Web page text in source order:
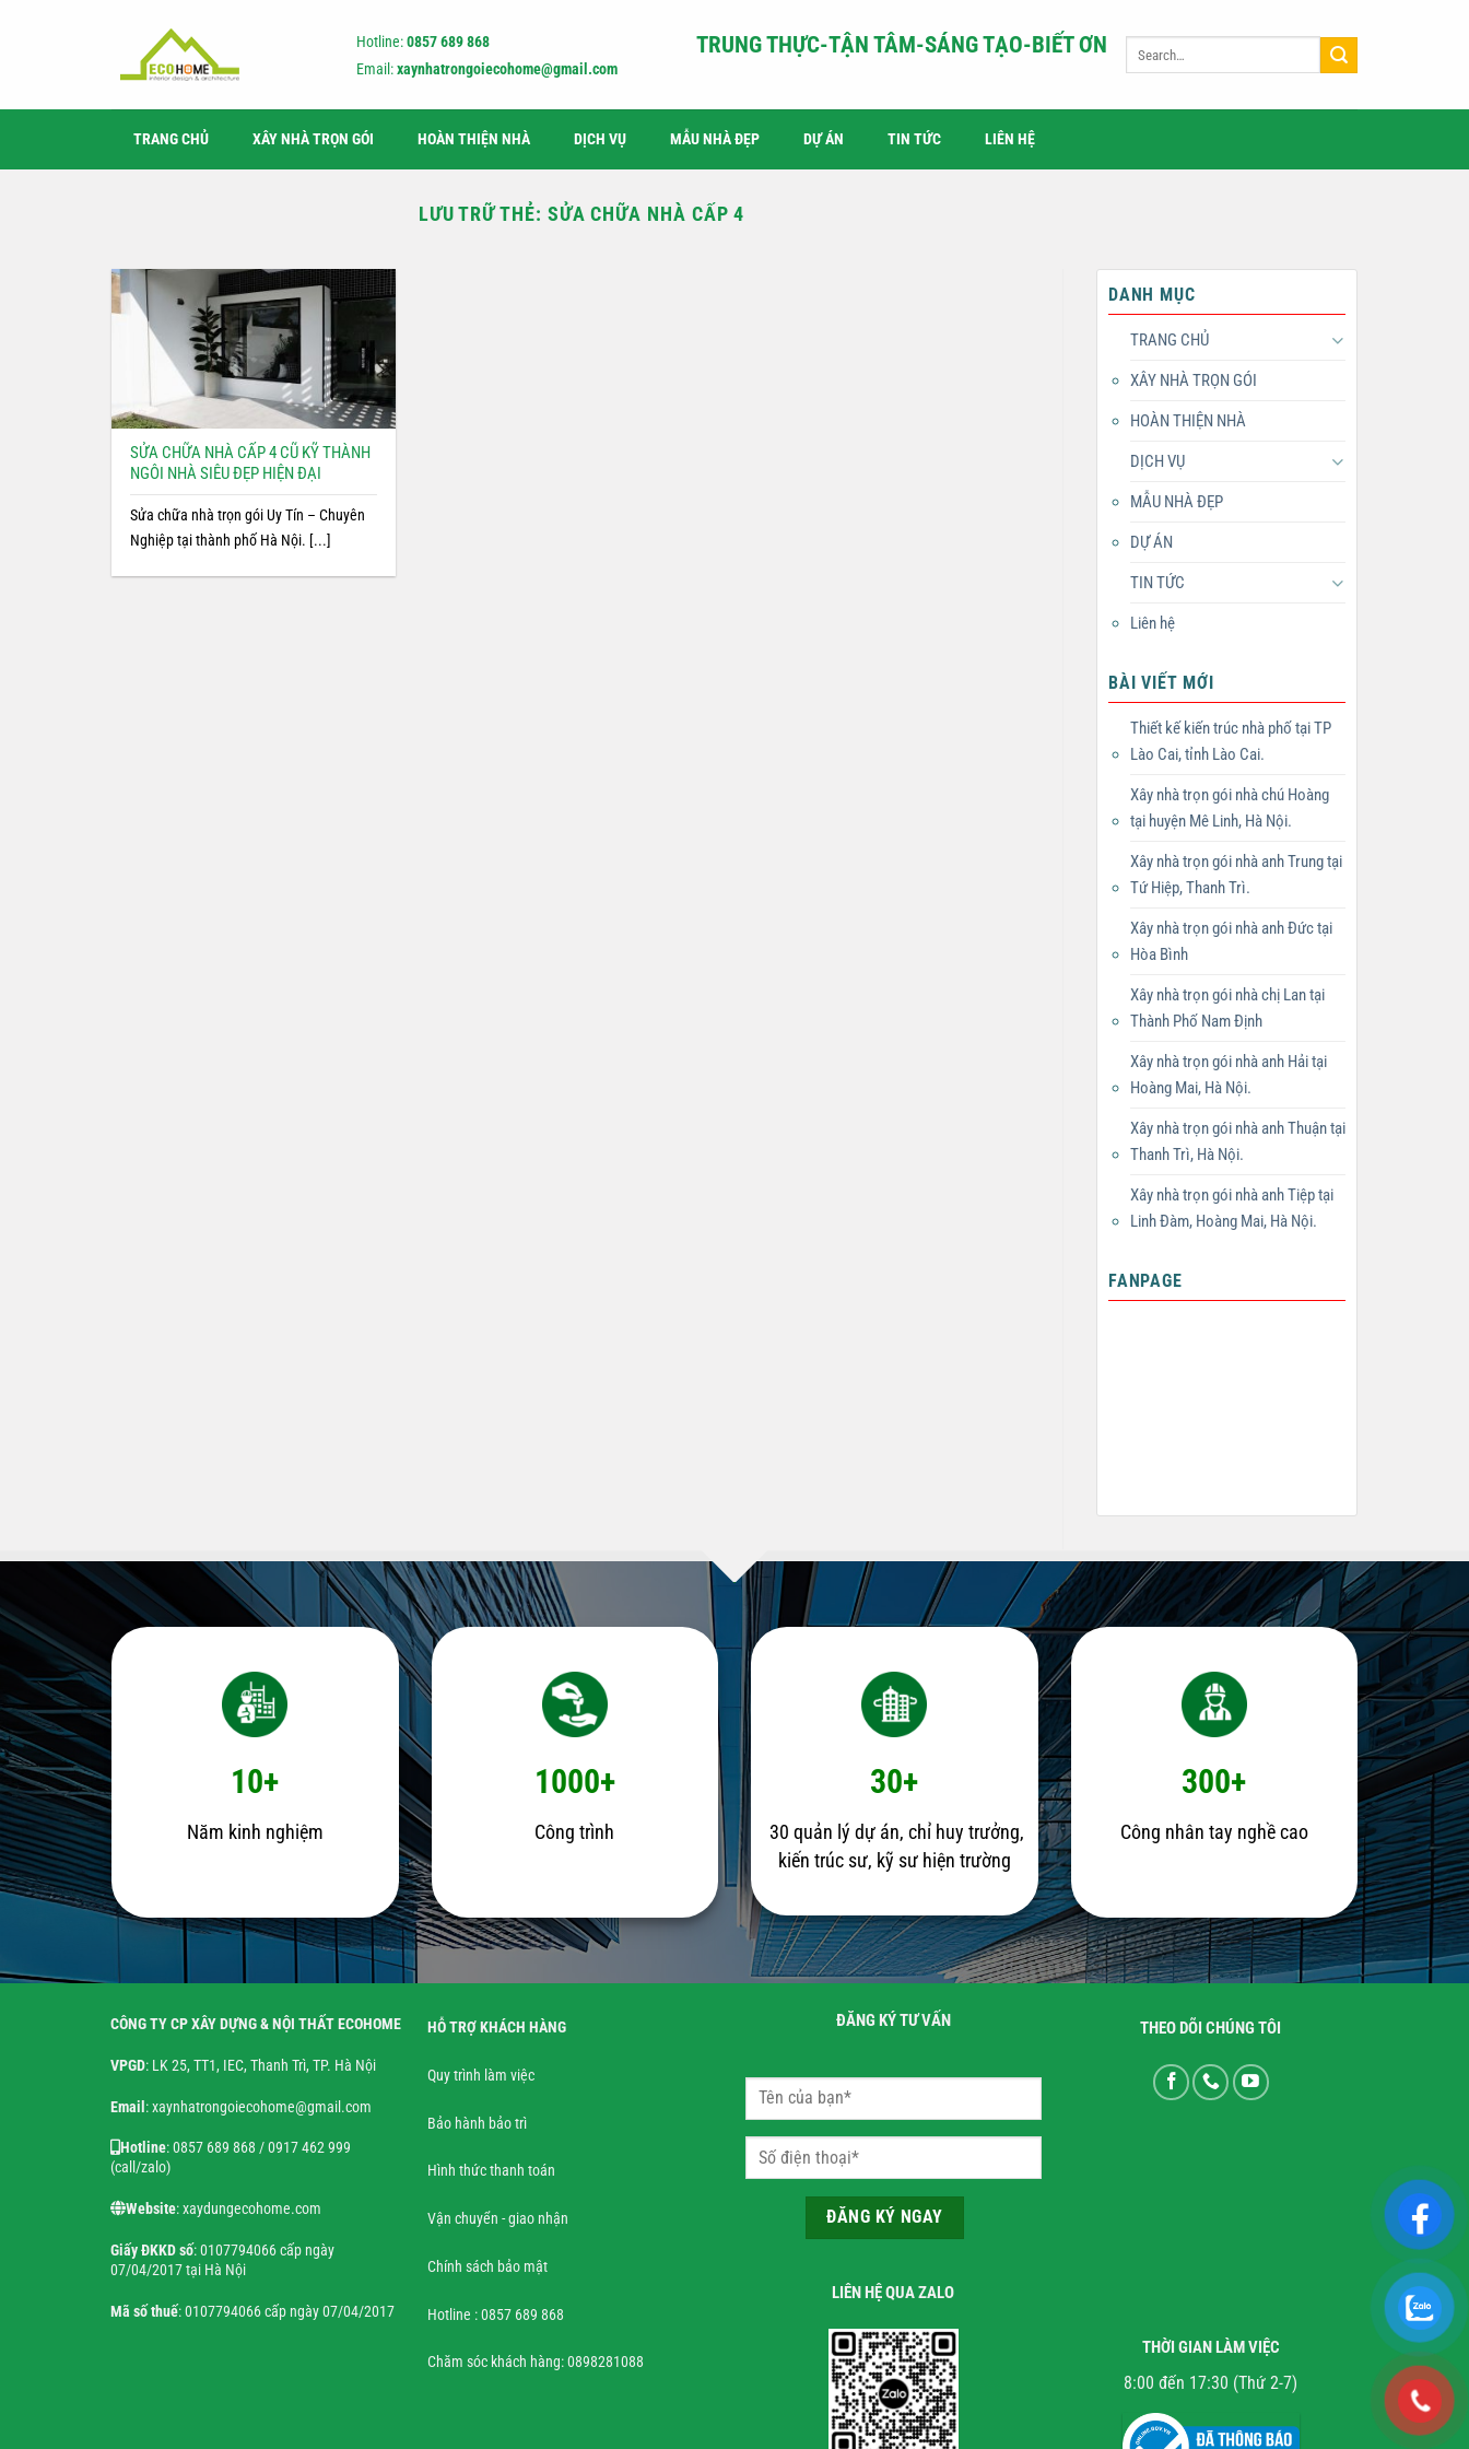
Hotline:0857 689 868
Email:xaynhatrongoiecohome@gmail.com
TRUNG THỰC-TẬN TÂM-SÁNG TẠO-BIẾT ƠN
TRANG CHỦ XÂY NHÀ TRỌN GÓI HOÀN THIỆN NHÀ DỊCH VỤ MẪU NHÀ ĐẸP DỰ ÁN TIN TỨC LIÊN HỆ
LƯU TRỮ THẺ: SỬA CHỮA NHÀ CẤP 4
SỬA CHỮA NHÀ CẤP 4 CŨ KỸ THÀNH
NGÔI NHÀ SIÊU ĐẸP HIỆN ĐẠI
Sửa chữa nhà trọn gói Uy Tín – Chuyên
Nghiệp tại thành phố Hà Nội. [...]
DANH MỤC
TRANG CHỦ
XÂY NHÀ TRỌN GÓI
HOÀN THIỆN NHÀ
DỊCH VỤ
MẪU NHÀ ĐẸP
DỰ ÁN
TIN TỨC
Liên hệ
BÀI VIẾT MỚI
Thiết kế kiến trúc nhà phố tại TP
Lào Cai, tỉnh Lào Cai.
Xây nhà trọn gói nhà chú Hoàng
tại huyện Mê Linh, Hà Nội.
Xây nhà trọn gói nhà anh Trung tại
Tứ Hiệp, Thanh Trì.
Xây nhà trọn gói nhà anh Đức tại
Hòa Bình
Xây nhà trọn gói nhà chị Lan tại
Thành Phố Nam Định
Xây nhà trọn gói nhà anh Hải tại
Hoàng Mai, Hà Nội.
Xây nhà trọn gói nhà anh Thuận tại
Thanh Trì, Hà Nội.
Xây nhà trọn gói nhà anh Tiệp tại
Linh Đàm, Hoàng Mai, Hà Nội.
FANPAGE
10+
Năm kinh nghiệm
1000+
Công trình
30+
30 quản lý dự án, chỉ huy trưởng,
kiến trúc sư, kỹ sư hiện trường
300+
Công nhân tay nghề cao
CÔNG TY CP XÂY DỰNG & NỘI THẤT ECOHOME
VPGD: LK 25, TT1, IEC, Thanh Trì, TP. Hà Nội
Email : xaynhatrongoiecohome@gmail.com
Hotline: 0857 689 868 / 0917 462 999
(call/zalo)
Website: xaydungecohome.com
Giấy ĐKKD số: 0107794066 cấp ngày
07/04/2017 tại Hà Nội
Mã số thuế: 0107794066 cấp ngày 07/04/2017
HỖ TRỢ KHÁCH HÀNG
Quy trình làm việc
Bảo hành bảo trì
Hình thức thanh toán
Vận chuyển - giao nhận
Chính sách bảo mật
Hotline : 0857 689 868
Chăm sóc khách hàng: 0898281088
ĐĂNG KÝ TƯ VẤN
LIÊN HỆ QUA ZALO
THEO DÕI CHÚNG TÔI
THỜI GIAN LÀM VIỆC
8:00 đến 17:30 (Thứ 2-7)